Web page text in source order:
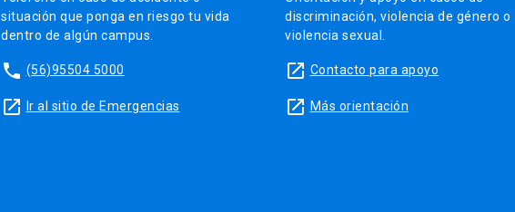
situación que ponga en riesgo tu vida
dentro de algún campus.
phone (56)95504 5000
launch Ir al sitio de Emergencias
discriminación, violencia de género o
violencia sexual.
launch Contacto para apoyo
launch Más orientación